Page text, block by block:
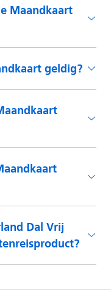
Maandkaart
geldig?
Dal Vrij